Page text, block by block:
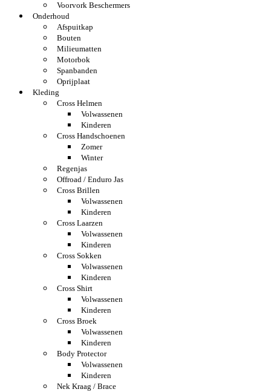
Voorvork Beschermers
Onderhoud
Afspuitkap
Bouten
Milieumatten
Motorbok
Spanbanden
Oprijplaat
Kleding
Cross Helmen
Volwassenen
Kinderen
Cross Handschoenen
Zomer
Winter
Regenjas
Offroad / Enduro Jas
Cross Brillen
Volwassenen
Kinderen
Cross Laarzen
Volwassenen
Kinderen
Cross Sokken
Volwassenen
Kinderen
Cross Shirt
Volwassenen
Kinderen
Cross Broek
Volwassenen
Kinderen
Body Protector
Volwassenen
Kinderen
Nek Kraag / Brace